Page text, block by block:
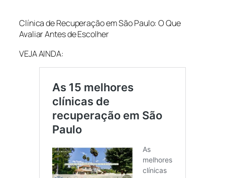
Clínica de Recuperação em São Paulo: O Que
Avaliar Antes de Escolher
VEJA AINDA: